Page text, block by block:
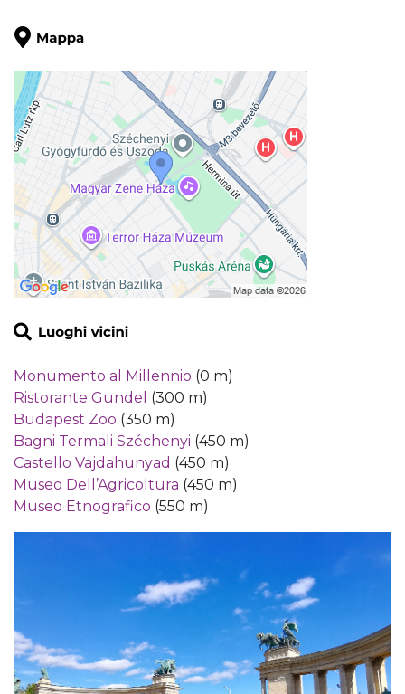
Monumento al Millennio (0 m)
Ristorante Gundel (300 m)
Budapest Zoo (350 m)
Bagni Termali Széchenyi (450 m)
Castello Vajdahunyad (450 m)
Museo Dell’Agricoltura (450 m)
Museo Etnografico (550 m)